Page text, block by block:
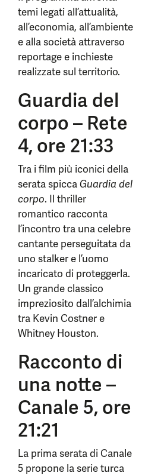
temi legati all’attualità,
all’economia, all’ambiente
e alla società attraverso
reportage e inchieste
realizzate sul territorio.
Guardia del
corpo – Rete
4, ore 21:33
Tra i film più iconici della
serata spiccaGuardia del
corpo. Il thriller
romantico racconta
l’incontro tra una celebre
cantante perseguitata da
uno stalker e l’uomo
incaricato di proteggerla.
Un grande classico
impreziosito dall’alchimia
tra Kevin Costner e
Whitney Houston.
Racconto di
una notte –
Canale 5, ore
21:21
La prima serata di Canale
5 propone la serie turca